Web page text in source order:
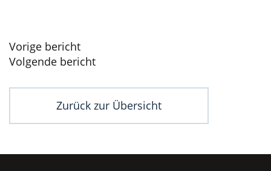
Beitragsnavigation
Vorige bericht
Volgende bericht
Zurück zur Übersicht